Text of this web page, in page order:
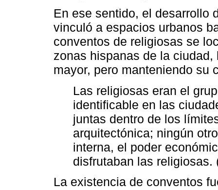
En ese sentido, el desarrollo
vinculó a espacios urbanos
conventos de religiosas se
zonas hispanas de la
mayor, pero manteniendo su
Las religiosas eran el
identificable en las
juntas dentro de los
arquitectónica; ningún
interna, el poder
disfrutaban las
La existencia de conventos